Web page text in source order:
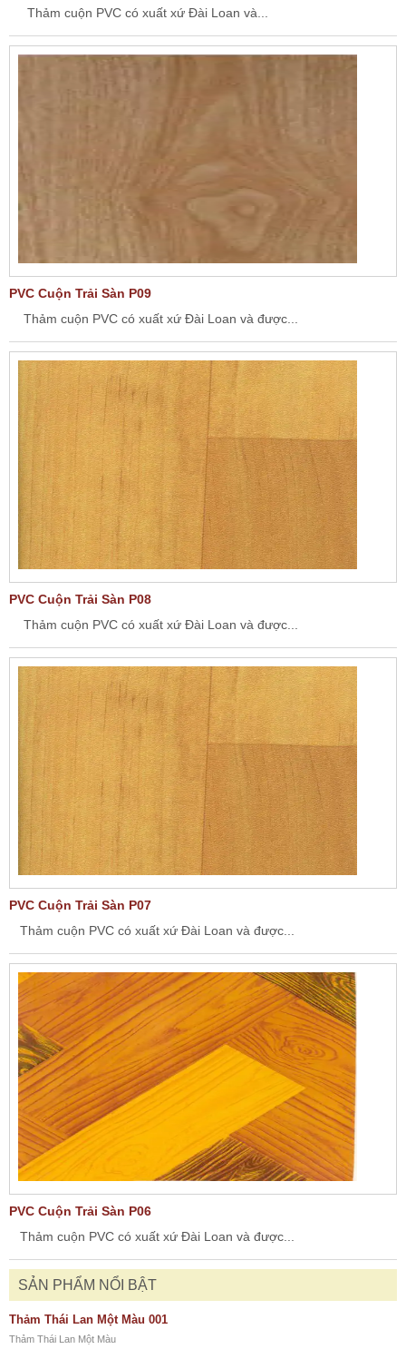
Thảm cuộn PVC có xuất xứ Đài Loan và...
PVC Cuộn Trải Sàn P09
Thảm cuộn PVC có xuất xứ Đài Loan và được...
PVC Cuộn Trải Sàn P08
Thảm cuộn PVC có xuất xứ Đài Loan và được...
PVC Cuộn Trải Sàn P07
Thảm cuộn PVC có xuất xứ Đài Loan và được...
PVC Cuộn Trải Sàn P06
Thảm cuộn PVC có xuất xứ Đài Loan và được...
SẢN PHẨM NỔI BẬT
Thảm Thái Lan Một Màu 001
Thảm Thái Lan Một Màu